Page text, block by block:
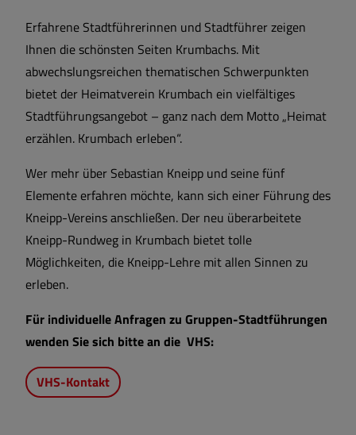
Zahlen und Fakten
Erfahrene Stadtführerinnen und Stadtführer zeigen
Ihnen die schönsten Seiten Krumbachs. Mit
abwechslungsreichen thematischen Schwerpunkten
bietet der Heimatverein Krumbach ein vielfältiges
Stadtführungsangebot – ganz nach dem Motto „Heimat
erzählen. Krumbach erleben“.
Wer mehr über Sebastian Kneipp und seine fünf
Elemente erfahren möchte, kann sich einer Führung des
Kneipp-Vereins anschließen. Der neu überarbeitete
Kneipp-Rundweg in Krumbach bietet tolle
Möglichkeiten, die Kneipp-Lehre mit allen Sinnen zu
erleben.
Für individuelle Anfragen zu Gruppen-Stadtführungen
wenden Sie sich bitte an die VHS:
VHS-Kontakt